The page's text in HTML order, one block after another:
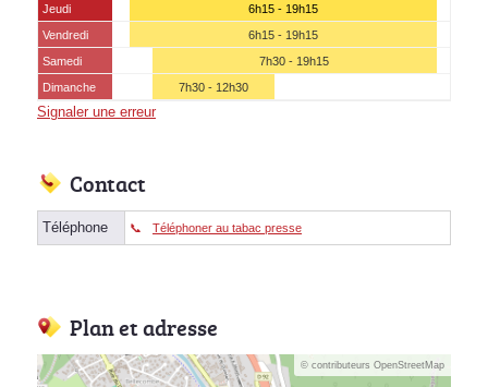
Jeudi
6h15 - 19h15
Vendredi
6h15 - 19h15
Samedi
7h30 - 19h15
Dimanche
7h30 - 12h30
Signaler une erreur
Contact
Téléphone Téléphoner au tabac presse
Plan et adresse
© contributeurs OpenStreetMap